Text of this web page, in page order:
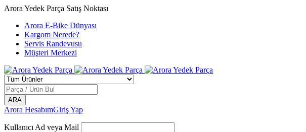
Arora Yedek Parça Satış Noktası
Arora E-Bike Dünyası
Kargom Nerede?
Servis Randevusu
Müşteri Merkezi
Arora HesabımGiriş Yap
Kullanıcı Ad veya Mail